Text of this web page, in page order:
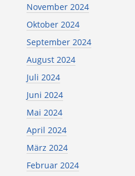
November 2024
Oktober 2024
September 2024
August 2024
Juli 2024
Juni 2024
Mai 2024
April 2024
März 2024
Februar 2024